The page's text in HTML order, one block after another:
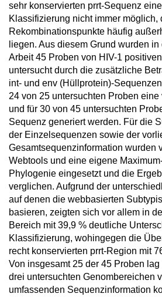
sehr konservierten prrt-Sequenz
Klassifizierung nicht immer möglich,
Rekombinationspunkte häufig
liegen. Aus diesem Grund wurden
Arbeit 45 Proben von HIV-1
untersucht durch die zusätzliche
int- und env (Hüllprotein)-
24 von 25 untersuchten Proben
und für 30 von 45 untersuchten
Sequenz generiert werden. Für die
der Einzelsequenzen sowie der
Gesamtsequenzinformation wurden
Webtools und eine eigene
Phylogenie eingesetzt und die
verglichen. Aufgrund der
auf denen die webbasierten
basieren, zeigten sich vor allem in
Bereich mit 39,9 % deutliche
Klassifizierung, wohingegen die
recht konservierten prrt-Region mit
Von insgesamt 25 der 45 Proben
drei untersuchten Genombereichen
umfassenden Sequenzinformation